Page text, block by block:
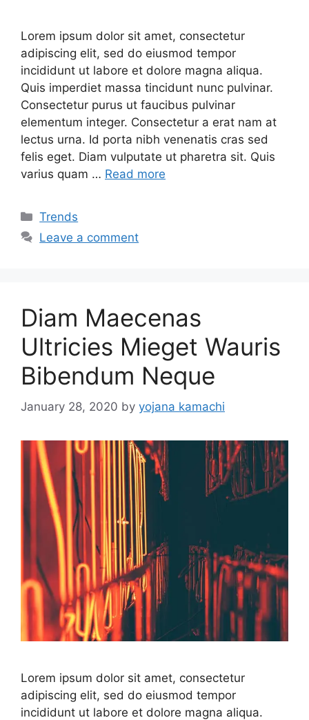
Lorem ipsum dolor sit amet, consectetur
adipiscing elit, sed do eiusmod tempor
incididunt ut labore et dolore magna aliqua.
Quis imperdiet massa tincidunt nunc pulvinar.
Consectetur purus ut faucibus pulvinar
elementum integer. Consectetur a erat nam at
lectus urna. Id porta nibh venenatis cras sed
felis eget. Diam vulputate ut pharetra sit. Quis
varius quam … Read more
Categories
Trends
Leave a comment
Diam Maecenas
Ultricies Mieget Wauris
Bibendum Neque
January 28, 2020 by yojana kamachi
Lorem ipsum dolor sit amet, consectetur
adipiscing elit, sed do eiusmod tempor
incididunt ut labore et dolore magna aliqua.